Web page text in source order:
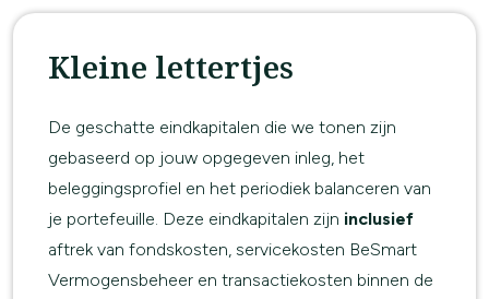
Kleine lettertjes
De geschatte eindkapitalen die we tonen zijn
gebaseerd op jouw opgegeven inleg, het
beleggingsprofiel en het periodiek balanceren van
je portefeuille. Deze eindkapitalen zijn inclusief
aftrek van fondskosten, servicekosten BeSmart
Vermogensbeheer en transactiekosten binnen de